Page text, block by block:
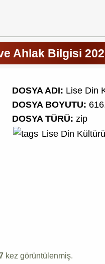
Ahlak Bilgisi
DOSYA ADI: Lise Din
DOSYA BOYUTU:
DOSYA TÜRÜ: zip
Lise Din
kez görüntülenmiş.